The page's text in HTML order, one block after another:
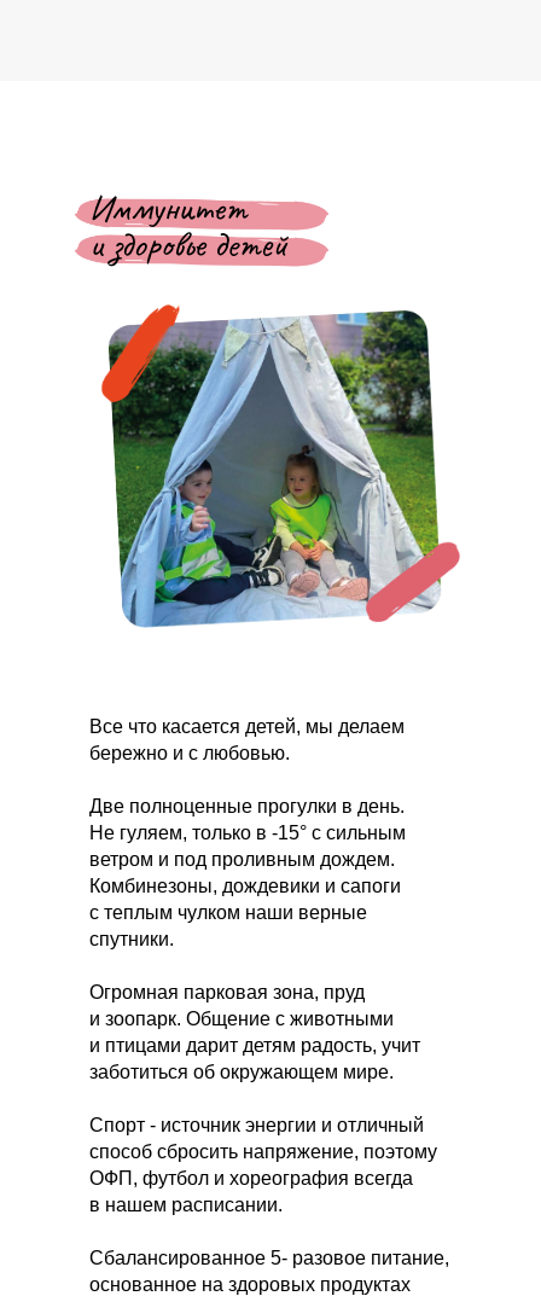
Иммунитет
и здоровье детей
Все что касается детей, мы делаем
бережно и с любовью.
Две полноценные прогулки в день.
Не гуляем, только в -15° с сильным
ветром и под проливным дождем.
Комбинезоны, дождевики и сапоги
с теплым чулком наши верные
спутники.
Огромная парковая зона, пруд
и зоопарк. Общение с животными
и птицами дарит детям радость, учит
заботиться об окружающем мире.
Спорт - источник энергии и отличный
способ сбросить напряжение, поэтому
ОФП, футбол и хореография всегда
в нашем расписании.
Сбалансированное 5- разовое питание,
основанное на здоровых продуктах